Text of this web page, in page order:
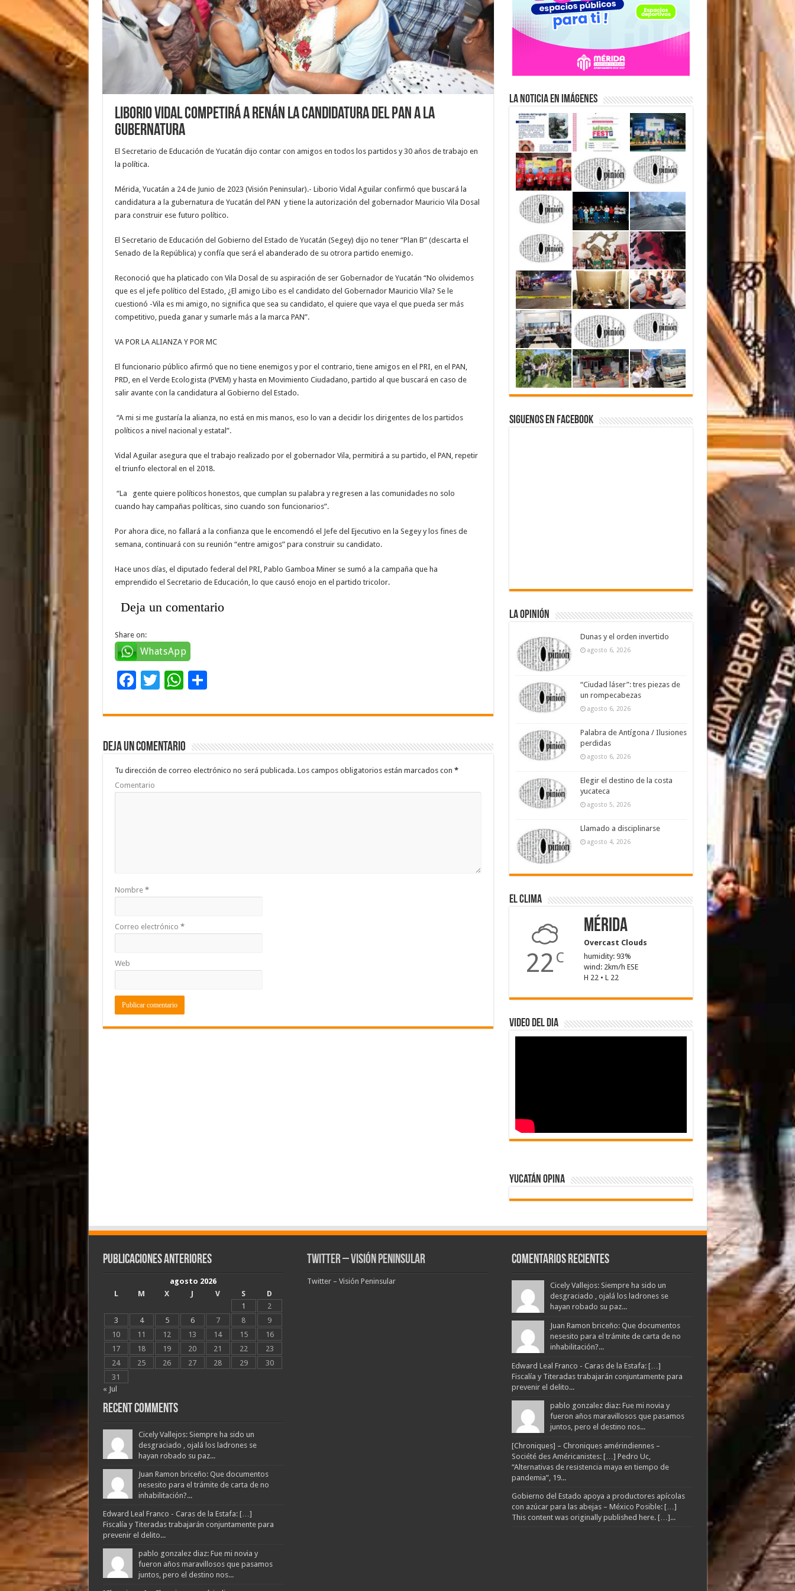
Liborio Vidal competirá a Renán la candidatura del PAN a la
gubernatura
El Secretario de Educación de Yucatán dijo contar con amigos en todos los partidos y 30 años de trabajo en
la política.
Mérida, Yucatán a 24 de Junio de 2023 (Visión Peninsular).- Liborio Vidal Aguilar confirmó que buscará la
candidatura a la gubernatura de Yucatán del PAN y tiene la autorización del gobernador Mauricio Vila Dosal
para construir ese futuro político.
El Secretario de Educación del Gobierno del Estado de Yucatán (Segey) dijo no tener “Plan B” (descarta el
Senado de la República) y confía que será el abanderado de su otrora partido enemigo.
Reconoció que ha platicado con Vila Dosal de su aspiración de ser Gobernador de Yucatán “No olvidemos
que es el jefe político del Estado, ¿El amigo Libo es el candidato del Gobernador Mauricio Vila? Se le
cuestionó -Vila es mi amigo, no significa que sea su candidato, el quiere que vaya el que pueda ser más
competitivo, pueda ganar y sumarle más a la marca PAN”.
VA POR LA ALIANZA Y POR MC
El funcionario público afirmó que no tiene enemigos y por el contrario, tiene amigos en el PRI, en el PAN,
PRD, en el Verde Ecologista (PVEM) y hasta en Movimiento Ciudadano, partido al que buscará en caso de
salir avante con la candidatura al Gobierno del Estado.
“A mi si me gustaría la alianza, no está en mis manos, eso lo van a decidir los dirigentes de los partidos
políticos a nivel nacional y estatal”.
Vidal Aguilar asegura que el trabajo realizado por el gobernador Vila, permitirá a su partido, el PAN, repetir
el triunfo electoral en el 2018.
“La gente quiere políticos honestos, que cumplan su palabra y regresen a las comunidades no solo
cuando hay campañas políticas, sino cuando son funcionarios”.
Por ahora dice, no fallará a la confianza que le encomendó el Jefe del Ejecutivo en la Segey y los fines de
semana, continuará con su reunión “entre amigos” para construir su candidato.
Hace unos días, el diputado federal del PRI, Pablo Gamboa Miner se sumó a la campaña que ha
emprendido el Secretario de Educación, lo que causó enojo en el partido tricolor.
Deja un comentario
Share on:
WhatsApp
F
e
b
o
o
k
T
tt
er
W
at
sA
p
p
C
m
ar
ti
r
Deja un comentario
Tu dirección de correo electrónico no será publicada.Los campos obligatorios están marcados con *
Comentario
Nombre *
Correo electrónico *
Web
La Noticia en Imágenes
Siguenos en Facebook
La Opinión
Dunas y el orden invertido
agosto 6, 2026
“Ciudad láser”: tres piezas de
un rompecabezas
agosto 6, 2026
Palabra de Antígona / Ilusiones
perdidas
agosto 6, 2026
Elegir el destino de la costa
yucateca
agosto 5, 2026
Llamado a disciplinarse
agosto 4, 2026
El Clima
22 C
Mérida
Overcast Clouds
humidity: 93%
wind: 2km/h ESE
H 22 • L 22
Video del dia
Yucatán Opina
Publicaciones Anteriores
agosto 2026
L
M X J V S
D
1
2
3
4 5 6 7 8
9
10
11 12 13 14 15
16
17
18 19 20 21 22
23
24
25 26 27 28 29
30
31
« Jul
Recent Comments
Cicely Vallejos: Siempre ha sido un
desgraciado , ojalá los ladrones se
hayan robado su paz...
Juan Ramon briceño: Que documentos
nesesito para el trámite de carta de no
inhabilitación?...
Edward Leal Franco - Caras de la Estafa: […]
Fiscalía y Titeradas trabajarán conjuntamente para
prevenir el delito...
pablo gonzalez diaz: Fue mi novia y
fueron años maravillosos que pasamos
juntos, pero el destino nos...
Twitter – Visión Peninsular
Twitter – Visión Peninsular
Comentarios Recientes
Cicely Vallejos: Siempre ha sido un
desgraciado , ojalá los ladrones se
hayan robado su paz...
Juan Ramon briceño: Que documentos
nesesito para el trámite de carta de no
inhabilitación?...
Edward Leal Franco - Caras de la Estafa: […]
Fiscalía y Titeradas trabajarán conjuntamente para
prevenir el delito...
pablo gonzalez diaz: Fue mi novia y
fueron años maravillosos que pasamos
juntos, pero el destino nos...
[Chroniques] – Chroniques amérindiennes –
Société des Américanistes: […] Pedro Uc,
“Alternativas de resistencia maya en tiempo de
pandemia”, 19...
Gobierno del Estado apoya a productores apícolas
con azúcar para las abejas – México Posible: […]
This content was originally published here. […]...